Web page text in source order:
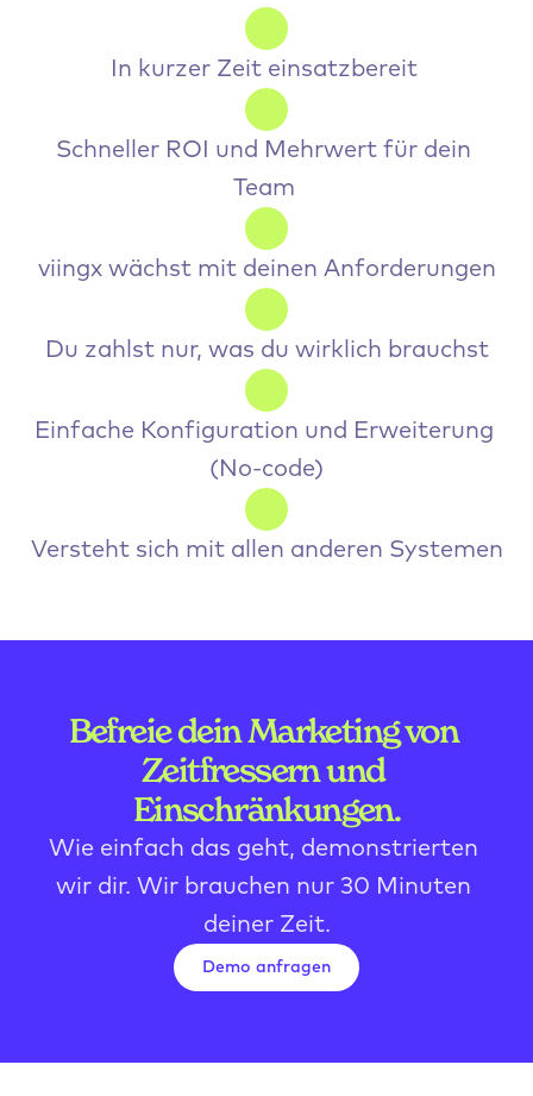
In kurzer Zeit einsatzbereit
Schneller ROI und Mehrwert für dein
Team
viingx wächst mit deinen Anforderungen
Du zahlst nur, was du wirklich brauchst
Einfache Konfiguration und Erweiterung
(No-code)
Versteht sich mit allen anderen Systemen
Befreie dein Marketing von
Zeitfressern und
Einschränkungen.
Wie einfach das geht, demonstrierten
wir dir. Wir brauchen nur 30 Minuten
deiner Zeit.
Demo anfragen